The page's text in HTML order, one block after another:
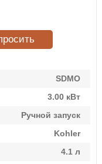
SDMO
3.00 кВт
Ручной запуск
Kohler
4.1 л